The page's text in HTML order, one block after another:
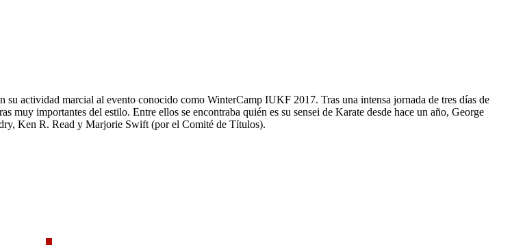
actividad marcial al evento conocido como WinterCamp IUKF 2017. Tras una intensa jornada de tres días de
importantes del estilo. Entre ellos se encontraba quién es su sensei de Karate desde hace un año, George
Ken R. Read y Marjorie Swift (por el Comité de Títulos).